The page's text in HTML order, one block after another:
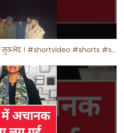
पुलिस और गौकशी आरोपियों में मुठभेड़ ! #shortvideo #shorts #shortsfeed